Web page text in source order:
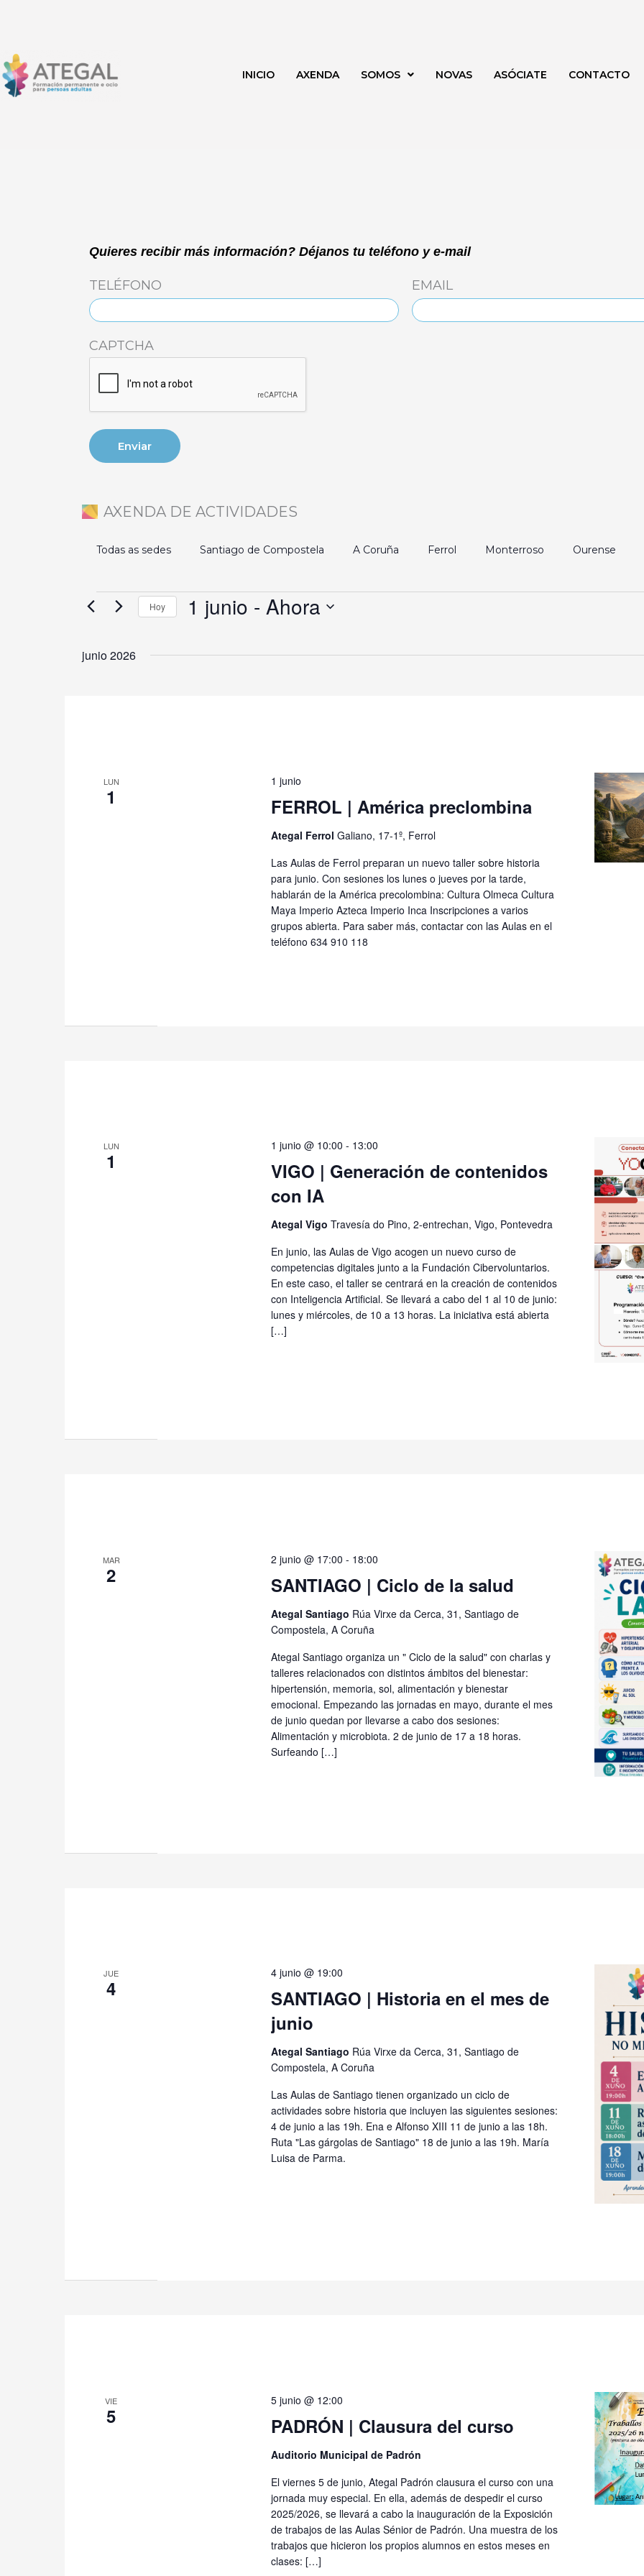
contenido
INICIO AXENDA SOMOS NOVAS ASÓCIATE CONTACTO
Quieres recibir más información? Déjanos tu teléfono y e-mail
TELÉFONO EMAIL
CAPTCHA
AXENDA DE ACTIVIDADES
Todas as sedes Santiago de Compostela A Coruña Ferrol Monterroso Ourense
Eventos Hoy 1 junio - Ahora
la
junio 2026
LUN
1 FERROL | América preclombina
1 junio
Ategal Ferrol Galiano, 17-1º, Ferrol
Las Aulas de Ferrol preparan un nuevo taller sobre historia
para junio. Con sesiones los lunes o jueves por la tarde,
hablarán de la América precolombina: Cultura Olmeca Cultura
Maya Imperio Azteca Imperio Inca Inscripciones a varios
grupos abierta. Para saber más, contactar con las Aulas en el
teléfono 634 910 118
LUN
1
VIGO | Generación de contenidos
con IA
1 junio @ 10:00 - 13:00
Ategal Vigo Travesía do Pino, 2-entrechan, Vigo, Pontevedra
En junio, las Aulas de Vigo acogen un nuevo curso de
competencias digitales junto a la Fundación Cibervoluntarios.
En este caso, el taller se centrará en la creación de contenidos
con Inteligencia Artificial. Se llevará a cabo del 1 al 10 de junio:
lunes y miércoles, de 10 a 13 horas. La iniciativa está abierta
[…]
MAR
2 SANTIAGO | Ciclo de la salud
2 junio @ 17:00 - 18:00
Ategal Santiago Rúa Virxe da Cerca, 31, Santiago de
Compostela, A Coruña
Ategal Santiago organiza un " Ciclo de la salud" con charlas y
talleres relacionados con distintos ámbitos del bienestar:
hipertensión, memoria, sol, alimentación y bienestar
emocional. Empezando las jornadas en mayo, durante el mes
de junio quedan por llevarse a cabo dos sesiones:
Alimentación y microbiota. 2 de junio de 17 a 18 horas.
Surfeando […]
JUE
4
SANTIAGO | Historia en el mes de
junio
4 junio @ 19:00
Ategal Santiago Rúa Virxe da Cerca, 31, Santiago de
Compostela, A Coruña
Las Aulas de Santiago tienen organizado un ciclo de
actividades sobre historia que incluyen las siguientes sesiones:
4 de junio a las 19h. Ena e Alfonso XIII 11 de junio a las 18h.
Ruta "Las gárgolas de Santiago" 18 de junio a las 19h. María
Luisa de Parma.
VIE
5 PADRÓN | Clausura del curso
5 junio @ 12:00
Auditorio Municipal de Padrón
El viernes 5 de junio, Ategal Padrón clausura el curso con una
jornada muy especial. En ella, además de despedir el curso
2025/2026, se llevará a cabo la inauguración de la Exposición
de trabajos de las Aulas Sénior de Padrón. Una muestra de los
trabajos que hicieron los propios alumnos en estos meses en
clases: […]